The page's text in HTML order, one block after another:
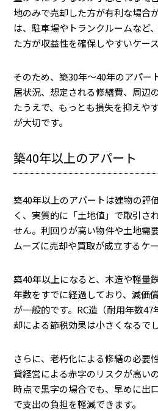
地のみで売却した方が有利な場合
は、駐車場やトランクルームなど
た方が収益性を確保しやすいケー
そのため、築30年〜40年のアパー
居状況、想定される修繕費、周辺
たうえで、もっとも損失を抑えや
が大切です。
築40年以上のアパート
築40年以上のアパートは建物の評
く、実質的に「土地値」で取引さ
せん。利回りが高い物件や土地需
ムーズに売却や買取が成立するケ
築40年以上になると、木造や軽量
年数をすでに経過しており、減価
が一般的です。RC造（耐用年数
却による節税効果は小さくなるでし
さらに、老朽化による修繕の必要
貸経営による赤字のリスクが高い
時点で黒字の場合でも、早めに出
で支出の負担を軽減できます。